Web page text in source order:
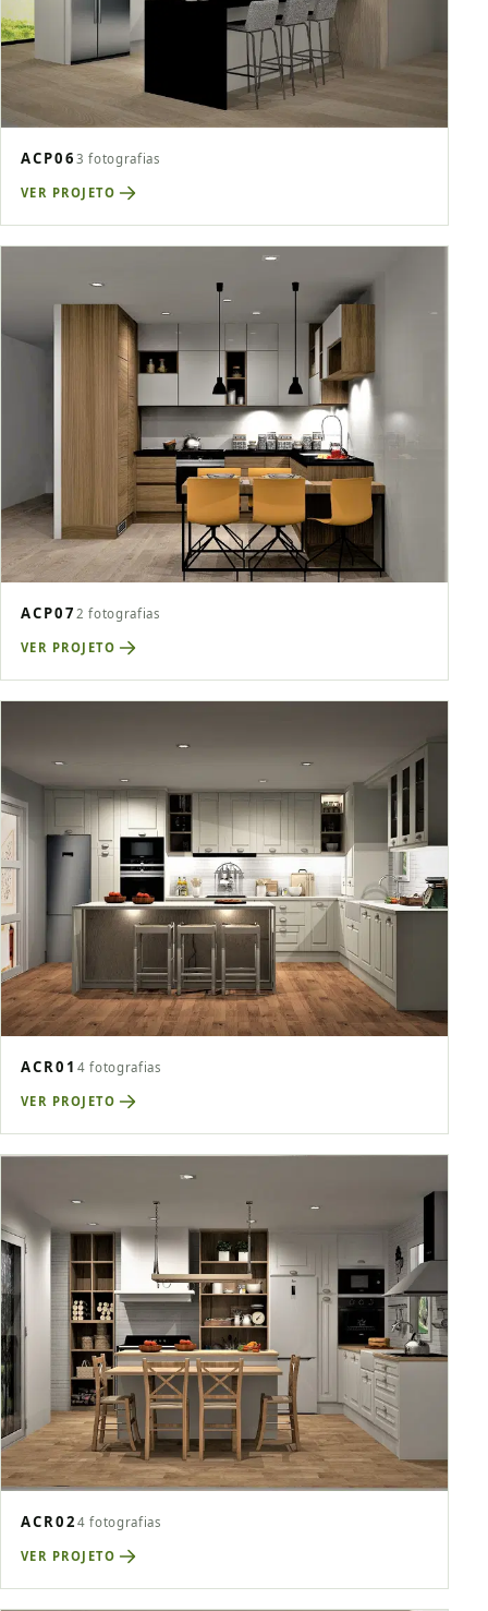
ACP06 3 fotografias
VER PROJETO
ACP07 2 fotografias
VER PROJETO
ACR01 4 fotografias
VER PROJETO
ACR02 4 fotografias
VER PROJETO